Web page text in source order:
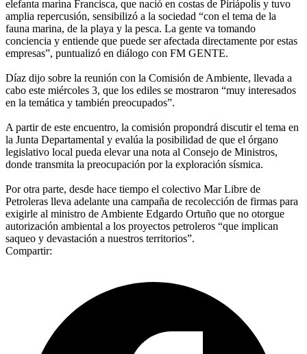
elefanta marina Francisca, que nació en costas de Piriápolis y tuvo
amplia repercusión, sensibilizó a la sociedad “con el tema de la
fauna marina, de la playa y la pesca. La gente va tomando
conciencia y entiende que puede ser afectada directamente por estas
empresas”, puntualizó en diálogo con FM GENTE.
Díaz dijo sobre la reunión con la Comisión de Ambiente, llevada a
cabo este miércoles 3, que los ediles se mostraron “muy interesados
en la temática y también preocupados”.
A partir de este encuentro, la comisión propondrá discutir el tema en
la Junta Departamental y evalúa la posibilidad de que el órgano
legislativo local pueda elevar una nota al Consejo de Ministros,
donde transmita la preocupación por la exploración sísmica.
Por otra parte, desde hace tiempo el colectivo Mar Libre de
Petroleras lleva adelante una campaña de recolección de firmas para
exigirle al ministro de Ambiente Edgardo Ortuño que no otorgue
autorización ambiental a los proyectos petroleros “que implican
saqueo y devastación a nuestros territorios”.
Compartir: